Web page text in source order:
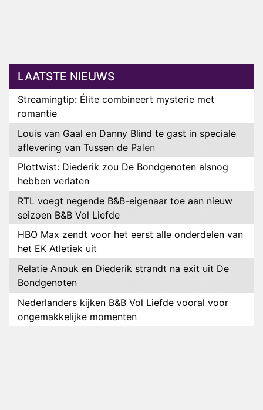
LAATSTE NIEUWS
Streamingtip: Élite combineert mysterie met
romantie
Louis van Gaal en Danny Blind te gast in speciale
aflevering van Tussen de Palen
Plottwist: Diederik zou De Bondgenoten alsnog
hebben verlaten
RTL voegt negende B&B-eigenaar toe aan nieuw
seizoen B&B Vol Liefde
HBO Max zendt voor het eerst alle onderdelen van
het EK Atletiek uit
Relatie Anouk en Diederik strandt na exit uit De
Bondgenoten
Nederlanders kijken B&B Vol Liefde vooral voor
ongemakkelijke momenten